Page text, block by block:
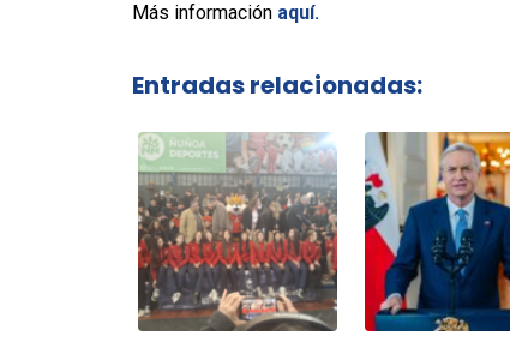
Más información aquí.
Entradas relacionadas: